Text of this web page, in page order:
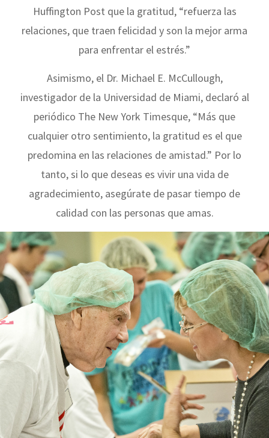
Huffington Post que la gratitud, “refuerza las
relaciones, que traen felicidad y son la mejor arma
para enfrentar el estrés.”
Asimismo, el Dr. Michael E. McCullough,
investigador de la Universidad de Miami, declaró al
periódico The New York Timesque, “Más que
cualquier otro sentimiento, la gratitud es el que
predomina en las relaciones de amistad.” Por lo
tanto, si lo que deseas es vivir una vida de
agradecimiento, asegúrate de pasar tiempo de
calidad con las personas que amas.